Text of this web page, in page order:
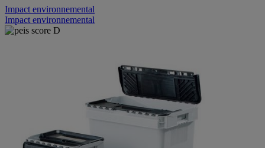
Impact environnemental
Impact environnemental